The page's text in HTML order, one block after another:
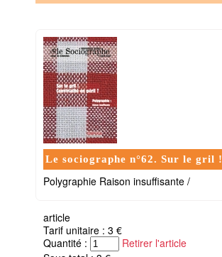
Le sociographe n°62. Sur le gril !
Polygraphie Raison insuffisante /
article
Tarif unitaire : 3 €
Quantité :
Retirer l'article